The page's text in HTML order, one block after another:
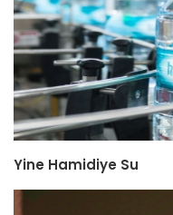
Yine Hamidiye Su